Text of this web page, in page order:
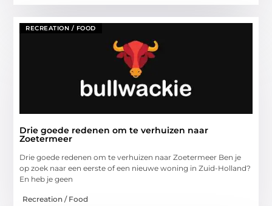
RECREATION / FOOD
Drie goede redenen om te verhuizen naar
Zoetermeer
Drie goede redenen om te verhuizen naar Zoetermeer Ben je
op zoek naar een eerste of een nieuwe woning in Zuid-Holland?
En heb je geen
Recreation / Food